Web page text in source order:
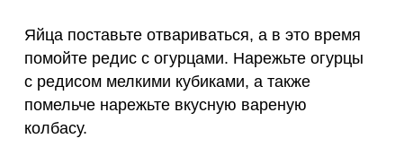
2.1
10 мкг 12.1
70 мкг
Яйца поставьте отвариваться, а в это время
помойте редис с огурцами. Нарежьте огурцы
с редисом мелкими кубиками, а также
помельче нарежьте вкусную вареную
колбасу.